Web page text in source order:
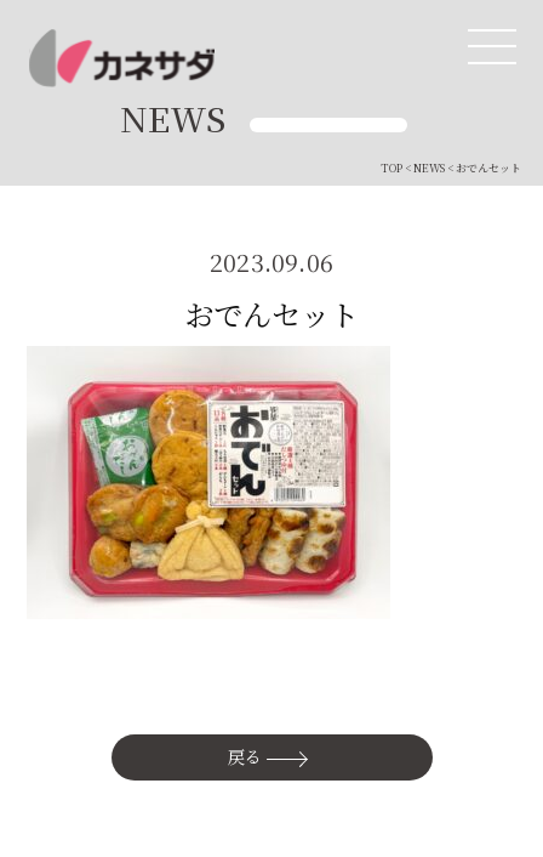
TOP
生産体制
美味しい安心
商品・開発
品質管理
直営店
かね貞の歴史
NEWS
TOP<NEWS< おでんセット
2023.09.06
おでんセット
戻る